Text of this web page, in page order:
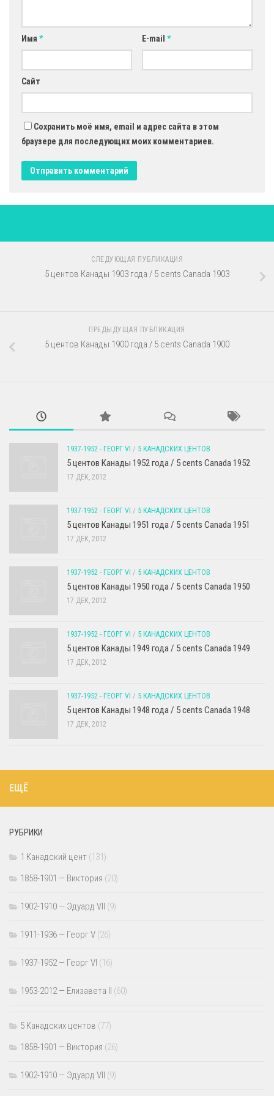
Имя * E-mail *
Сайт
Сохранить моё имя, email и адрес сайта в этом
браузере для последующих моих комментариев.
СЛЕДУЮЩАЯ ПУБЛИКАЦИЯ
5 центов Канады 1903 года / 5 cents Canada 1903
ПРЕДЫДУЩАЯ ПУБЛИКАЦИЯ
5 центов Канады 1900 года / 5 cents Canada 1900
1937-1952 - ГЕОРГ VI / 5 КАНАДСКИХ ЦЕНТОВ
5 центов Канады 1952 года / 5 cents Canada 1952
17 ДЕК, 2012
1937-1952 - ГЕОРГ VI / 5 КАНАДСКИХ ЦЕНТОВ
5 центов Канады 1951 года / 5 cents Canada 1951
17 ДЕК, 2012
1937-1952 - ГЕОРГ VI / 5 КАНАДСКИХ ЦЕНТОВ
5 центов Канады 1950 года / 5 cents Canada 1950
17 ДЕК, 2012
1937-1952 - ГЕОРГ VI / 5 КАНАДСКИХ ЦЕНТОВ
5 центов Канады 1949 года / 5 cents Canada 1949
17 ДЕК, 2012
1937-1952 - ГЕОРГ VI / 5 КАНАДСКИХ ЦЕНТОВ
5 центов Канады 1948 года / 5 cents Canada 1948
17 ДЕК, 2012
ЕЩЁ
РУБРИКИ
1 Канадский цент (131)
1858-1901 — Виктория (20)
1902-1910 — Эдуард VII (9)
1911-1936 — Георг V (26)
1937-1952 — Георг VI (16)
1953-2012 — Елизавета II (60)
5 Канадских центов (77)
1858-1901 — Виктория (26)
1902-1910 — Эдуард VII (9)